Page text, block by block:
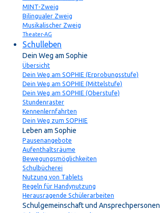
MINT-Zweig
Bilingualer Zweig
Musikalischer Zweig
Theater-AG
Schulleben
Dein Weg am Sophie
Übersicht
Dein Weg am SOPHIE (Erprobungsstufe)
Dein Weg am SOPHIE (Mittelstufe)
Dein Weg am SOPHIE (Oberstufe)
Stundenraster
Kennenlernfahrten
Dein Weg zum SOPHIE
Leben am Sophie
Pausenangebote
Aufenthaltsräume
Bewegungsmöglichkeiten
Schulbücherei
Nutzung von Tablets
Regeln für Handynutzung
Herausragende Schülerarbeiten
Schulgemeinschaft und Ansprechpersonen